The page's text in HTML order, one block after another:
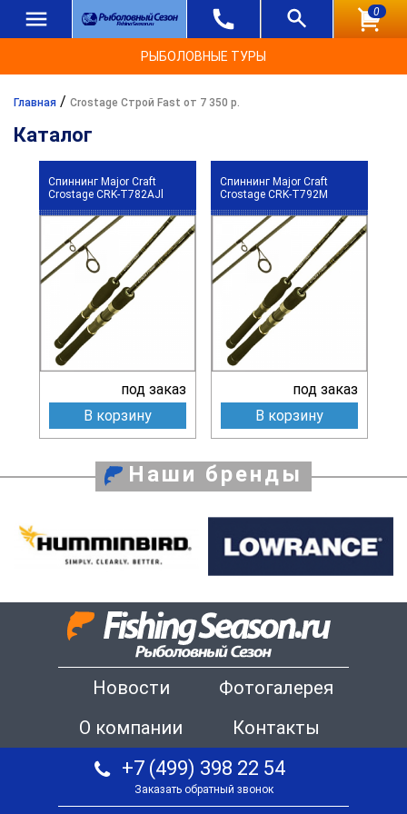
0
РЫБОЛОВНЫЕ ТУРЫ
Главная / Crostage Строй Fast от 7 350 р.
Каталог
Спиннинг Major Craft
Crostage CRK-T782AJl
под заказ
В корзину
Спиннинг Major Craft
Crostage CRK-T792M
под заказ
В корзину
Наши бренды
Новости
Фотогалерея
О компании
Контакты
+7 (499) 398 22 54
Заказать обратный звонок